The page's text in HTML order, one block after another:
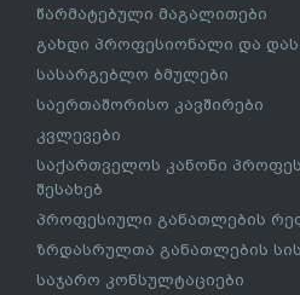
წარმატებული მაგალითები
გახდი პროფესიონალი და
სასარგებლო ბმულები
საერთაშორისო კავშირები
კვლევები
საქართველოს კანონი
შესახებ
პროფესიული განათლების
ზრდასრულთა განათლების
საჯარო კონსულტაციები